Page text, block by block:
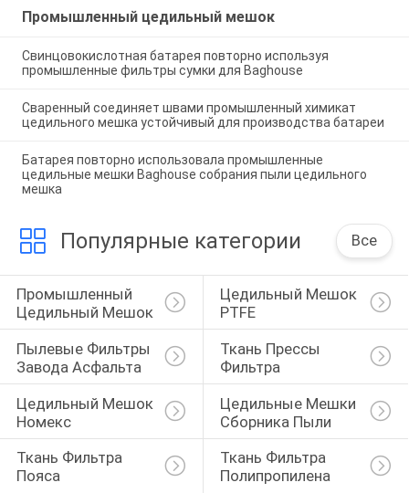
Промышленный цедильный мешок
Свинцовокислотная батарея повторно используя
промышленные фильтры сумки для Baghouse
Сваренный соединяет швами промышленный химикат
цедильного мешка устойчивый для производства батареи
Батарея повторно использовала промышленные
цедильные мешки Baghouse собрания пыли цедильного
мешка
Популярные категории Все
Промышленный
Цедильный Мешок
Цедильный Мешок
PTFE
Пылевые Фильтры
Завода Асфальта
Ткань Прессы
Фильтра
Цедильный Мешок
Номекс
Цедильные Мешки
Сборника Пыли
Ткань Фильтра
Пояса
Ткань Фильтра
Полипропилена